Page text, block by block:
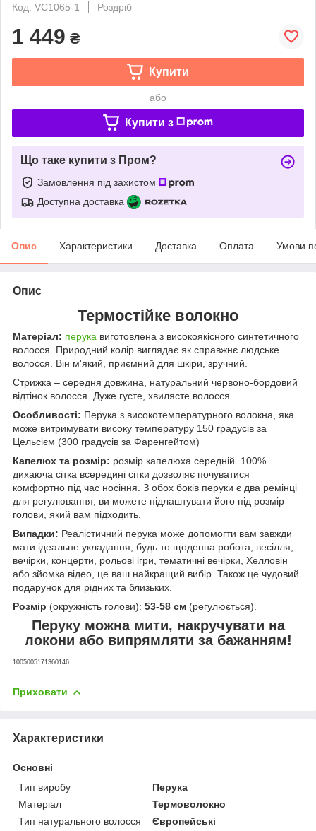
Код: VC1065-1
Роздріб
1 449 ₴
Купити
або
Купити з
Що таке купити з Пром?
Замовлення під захистом
Доступна доставка
Опис Характеристики Доставка Оплата Умови
Опис
Термостійке волокно
Матеріал: перука виготовлена з високоякісного синтетичного
волосся. Природний колір виглядає як справжнє людське
волосся. Він м'який, приємний для шкіри, зручний.
Стрижка – середня довжина, натуральний червоно-бордовий
відтінок волосся. Дуже густе, хвилясте волосся.
Особливості: Перука з високотемпературного волокна, яка
може витримувати високу температуру 150 градусів за
Цельсієм (300 градусів за Фаренгейтом)
Капелюх та розмір: розмір капелюха середній. 100%
дихаюча сітка всередині сітки дозволяє почуватися
комфортно під час носіння. З обох боків перуки є два ремінці
для регулювання, ви можете підлаштувати його під розмір
голови, який вам підходить.
Випадки: Реалістичний перука може допомогти вам завжди
мати ідеальне укладання, будь то щоденна робота, весілля,
вечірки, концерти, рольові ігри, тематичні вечірки, Хелловін
або зйомка відео, це ваш найкращий вибір. Також це чудовий
подарунок для рідних та близьких.
Розмір (окружність голови): 53-58 см (регулюється).
Перуку можна мити, накручувати на
локони або випрямляти за бажанням!
1005005171360146
Приховати
Характеристики
Основні
Тип виробу
Перука
Матеріал
Термоволокно
Тип натурального волосся
Європейські